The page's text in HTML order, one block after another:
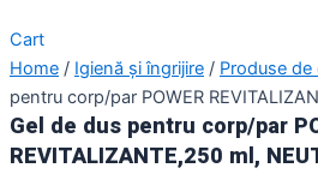
Cart
Home / Igienă și îngrijire / Produse de
pentru corp/par POWER
Gel de dus pentru corp/par
REVITALIZANTE,250 ml,